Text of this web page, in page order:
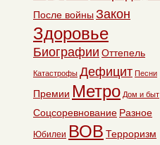
После войны Закон
Здоровье
Биографии Оттепель
Катастрофы Дефицит Песни
Премии Метро Дом и быт
Соцсоревнование Разное
Юбилеи ВОВ Терроризм